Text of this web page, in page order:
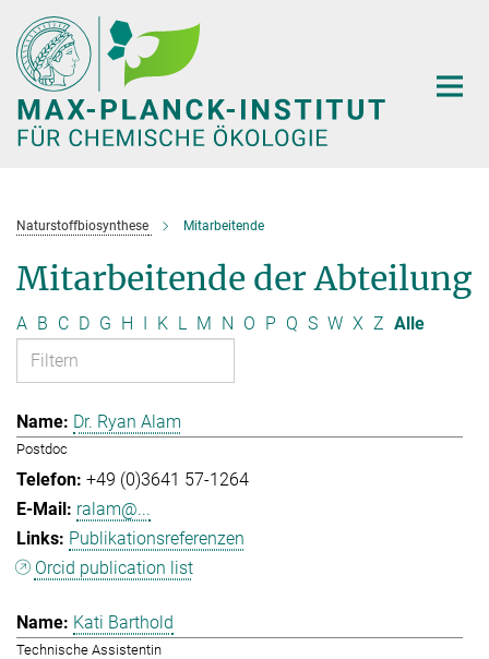
Hauptinhalt
Naturstoffbiosynthese Mitarbeitende
Mitarbeitende der Abteilung
A B C D G H I K L M N O P Q S W X Z Alle
Dr. Ryan Alam
Postdoc
+49 (0)3641 57-1264
ralam@...
Publikationsreferenzen
Orcid publication list
Kati Barthold
Technische Assistentin